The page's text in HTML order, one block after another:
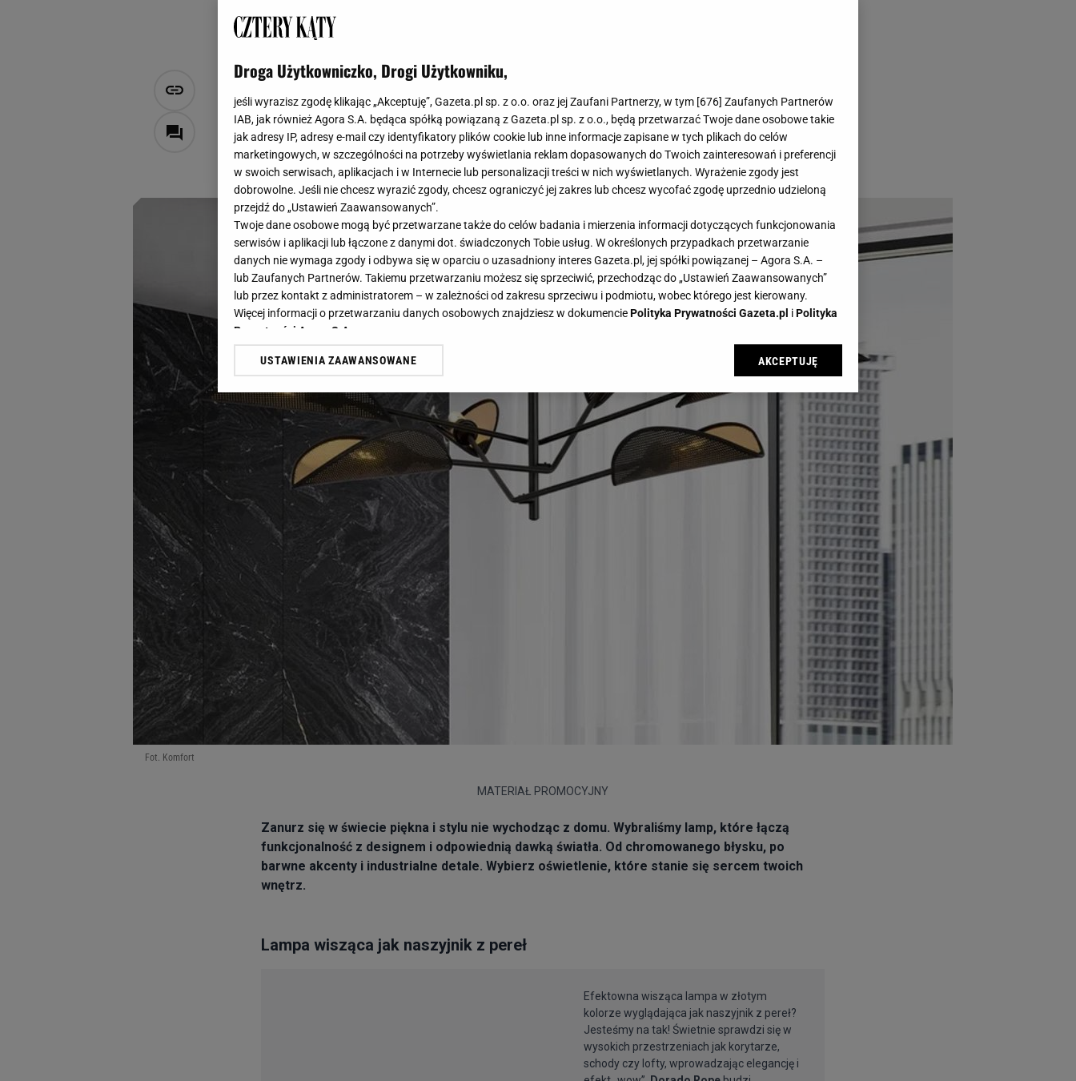
Oświetlenie, które zmienia wnętrze i tworzy wyjątkowy
klimat. W sklepie Komfort znajdziesz designerskie cuda
Natalia Szyperek
8 września 2025, 18:00
Fot. Komfort
Droga Użytkowniczko, Drogi Użytkowniku,
jeśli wyrazisz zgodę klikając „Akceptuję”, Gazeta.pl sp. z o.o. oraz jej Zaufani Partnerzy, w tym [676] Zaufanych Partnerów
IAB, jak również Agora S.A. będąca spółką powiązaną z Gazeta.pl sp. z o.o., będą przetwarzać Twoje dane osobowe takie
jak adresy IP, adresy e-mail czy identyfikatory plików cookie lub inne informacje zapisane w tych plikach do celów
marketingowych, w szczególności na potrzeby wyświetlania reklam dopasowanych do Twoich zainteresowań i preferencji
w swoich serwisach, aplikacjach i w Internecie lub personalizacji treści w nich wyświetlanych. Wyrażenie zgody jest
dobrowolne. Jeśli nie chcesz wyrazić zgody, chcesz ograniczyć jej zakres lub chcesz wycofać zgodę uprzednio udzieloną
przejdź do „Ustawień Zaawansowanych”.
Twoje dane osobowe mogą być przetwarzane także do celów badania i mierzenia informacji dotyczących funkcjonowania
serwisów i aplikacji lub łączone z danymi dot. świadczonych Tobie usług. W określonych przypadkach przetwarzanie
danych nie wymaga zgody i odbywa się w oparciu o uzasadniony interes Gazeta.pl, jej spółki powiązanej – Agora S.A. –
lub Zaufanych Partnerów. Takiemu przetwarzaniu możesz się sprzeciwić, przechodząc do „Ustawień Zaawansowanych”
lub przez kontakt z administratorem – w zależności od zakresu sprzeciwu i podmiotu, wobec którego jest kierowany.
Więcej informacji o przetwarzaniu danych osobowych znajdziesz w dokumenciePolityka Prywatności Gazeta.pl iPolityka
Prywatności Agora S.A.
Klikając „Akceptuję” wyrażasz też zgodę na zainstalowanie i przechowywanie plików cookie Gazeta.pl sp. z o.o., jej
dotyczące plików cookie, wywołując narzędzie do zarządzania twoimi preferencjami dot. przetwarzania danych poprzez
odnośnik „Ustawienia prywatności ” w stopce serwisu i przechodząc do „Ustawień Zaawansowanych”. Zmiana ustawień
plików cookie możliwa jest także za pomocą ustawień przeglądarki.
My, nasi Zaufani Partnerzy i Agora S.A. możemy przetwarzać dane osobowe w następujących celach:
Użycie dokładnych danych geolokalizacyjnych. Aktywne skanowanie charakterystyki urządzenia do celów identyfikacji.
Przechowywanie informacji na urządzeniu lub dostęp do nich. Spersonalizowane reklamy i treści, pomiar reklam i treści,
badnie odbiorców i ulepszanie usług.
Lista Zaufanych Partnerów
USTAWIENIA ZAAWANSOWANE AKCEPTUJĘ